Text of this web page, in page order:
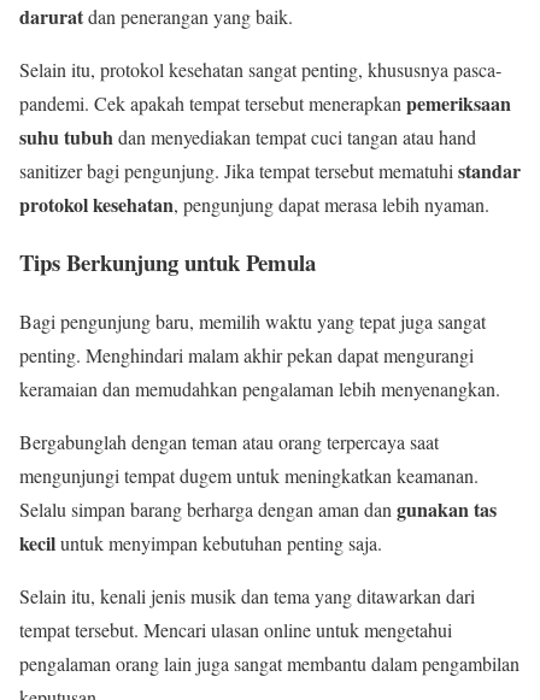
daruratdan penerangan yang baik.
Selain itu, protokol kesehatan sangat penting, khususnya pasca-
pandemi. Cek apakah tempat tersebut menerapkan pemeriksaan
suhu tubuh dan menyediakan tempat cuci tangan atau hand
sanitizer bagi pengunjung. Jika tempat tersebut mematuhi standar
protokol kesehatan, pengunjung dapat merasa lebih nyaman.
Tips Berkunjung untuk Pemula
Bagi pengunjung baru, memilih waktu yang tepat juga sangat
penting. Menghindari malam akhir pekan dapat mengurangi
keramaian dan memudahkan pengalaman lebih menyenangkan.
Bergabunglah dengan teman atau orang terpercaya saat
mengunjungi tempat dugem untuk meningkatkan keamanan.
Selalu simpan barang berharga dengan aman dan gunakan tas
keciluntuk menyimpan kebutuhan penting saja.
Selain itu, kenali jenis musik dan tema yang ditawarkan dari
tempat tersebut. Mencari ulasan online untuk mengetahui
pengalaman orang lain juga sangat membantu dalam pengambilan